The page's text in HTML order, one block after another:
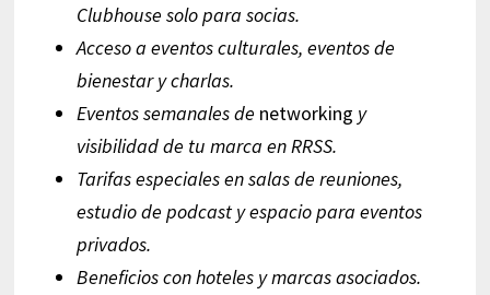
Clubhouse solo para socias.
Acceso a eventos culturales, eventos de
bienestar y charlas.
Eventos semanales de networking y
visibilidad de tu marca en RRSS.
Tarifas especiales en salas de reuniones,
estudio de podcast y espacio para eventos
privados.
Beneficios con hoteles y marcas asociados.